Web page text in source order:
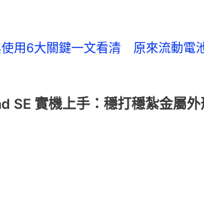
用6大關鍵一文看清 原來流動電
SE 實機上手：穩打穩紮金屬外